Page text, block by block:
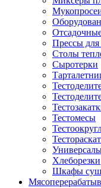
Прессы
Столы
Сыротерки
Тестомесы
Хлеборезки
Шкафы